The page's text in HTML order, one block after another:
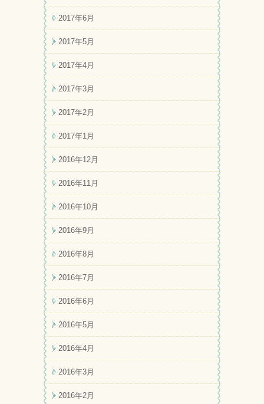
2017年6月
2017年5月
2017年4月
2017年3月
2017年2月
2017年1月
2016年12月
2016年11月
2016年10月
2016年9月
2016年8月
2016年7月
2016年6月
2016年5月
2016年4月
2016年3月
2016年2月